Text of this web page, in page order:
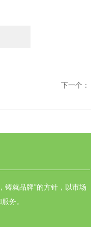
下一个：
铸就品牌”的方针，以市场
务。